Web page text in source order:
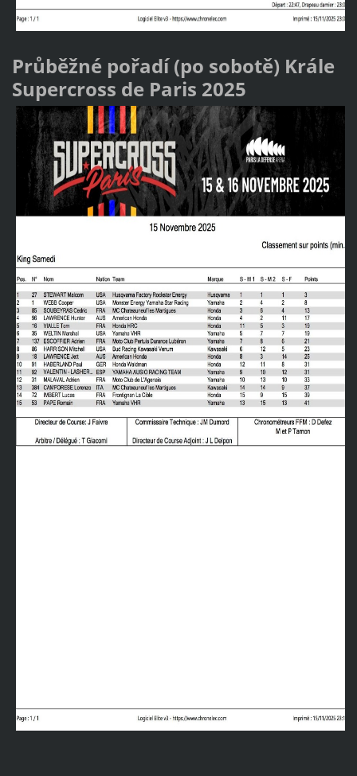
Průběžné pořadí (po sobotě) Krále
Supercross de Paris 2025